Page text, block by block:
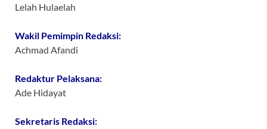
Lelah Hulaelah
Wakil Pemimpin Redaksi:
Achmad Afandi
Redaktur Pelaksana:
Ade Hidayat
Sekretaris Redaksi: